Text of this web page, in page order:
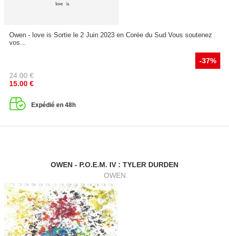
Owen - love is Sortie le 2 Juin 2023 en Corée du Sud Vous soutenez
vos...
-37%
24.00 €
15.00 €
Expédié en 48h
OWEN - P.O.E.M. IV : TYLER DURDEN
OWEN